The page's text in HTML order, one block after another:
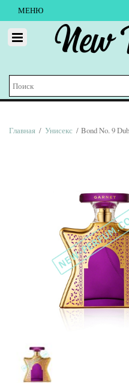
МЕНЮ
New
Главная / Унисекс / Bond No. 9